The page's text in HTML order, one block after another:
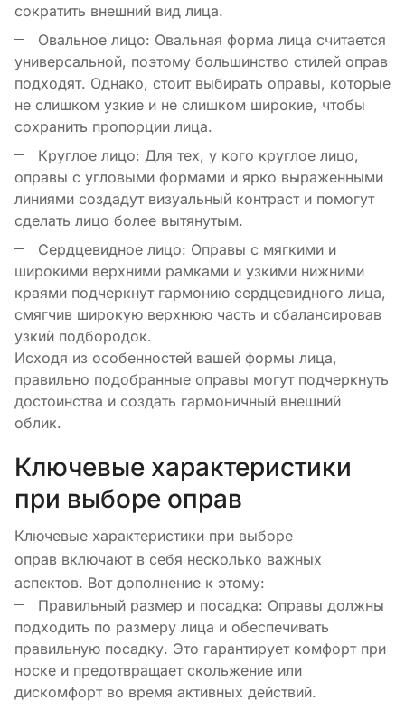
сократить внешний вид лица.
Овальное лицо: Овальная форма лица считается
универсальной, поэтому большинство стилей оправ
подходят. Однако, стоит выбирать оправы, которые
не слишком узкие и не слишком широкие, чтобы
сохранить пропорции лица.
Круглое лицо: Для тех, у кого круглое лицо,
оправы с угловыми формами и ярко выраженными
линиями создадут визуальный контраст и помогут
сделать лицо более вытянутым.
Сердцевидное лицо: Оправы с мягкими и
широкими верхними рамками и узкими нижними
краями подчеркнут гармонию сердцевидного лица,
смягчив широкую верхнюю часть и сбалансировав
узкий подбородок.
Исходя из особенностей вашей формы лица,
правильно подобранные оправы могут подчеркнуть
достоинства и создать гармоничный внешний
облик.
Ключевые характеристики
при выборе оправ
Ключевые характеристики при выборе
оправ включают в себя несколько важных
аспектов. Вот дополнение к этому:
Правильный размер и посадка: Оправы должны
подходить по размеру лица и обеспечивать
правильную посадку. Это гарантирует комфорт при
носке и предотвращает скольжение или
дискомфорт во время активных действий.